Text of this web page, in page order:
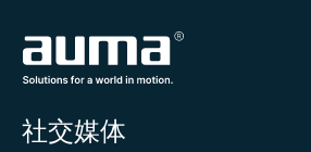
社交媒体